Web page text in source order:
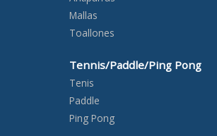
Mallas
Toallones
Tennis/Paddle/Ping Pong
Tenis
Paddle
Ping Pong